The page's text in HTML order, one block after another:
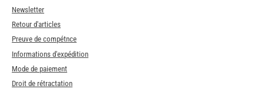
Newsletter
Retour d'articles
Preuve de compétnce
Informations d'expédition
Mode de paiement
Droit de rétractation